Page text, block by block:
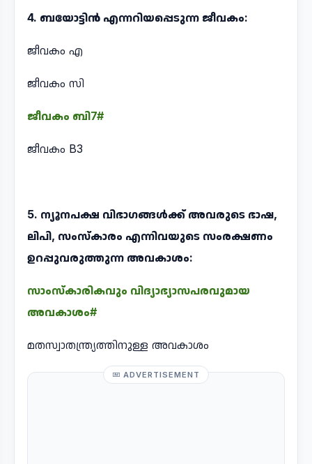
4. ബയോട്ടിൻ എന്നറിയപ്പെടുന്ന ജീവകം:
ജീവകം എ
ജീവകം സി
ജീവകം ബി7#
ജീവകം B3
5. ന്യൂനപക്ഷ വിഭാഗങ്ങൾക്ക് അവരുടെ ഭാഷ,
ലിപി, സംസ്കാരം എന്നിവയുടെ സംരക്ഷണം
ഉറപ്പുവരുത്തുന്ന അവകാശം:
സാംസ്കാരികവും വിദ്യാഭ്യാസപരവുമായ
അവകാശം#
മതസ്വാതന്ത്ര്യത്തിനുള്ള അവകാശം
ADVERTISEMENT